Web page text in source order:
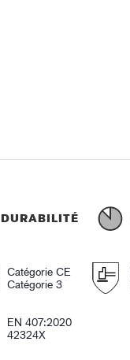
DURABILITÉ
Catégorie CE
Catégorie 3
EN 407:2020
42324X